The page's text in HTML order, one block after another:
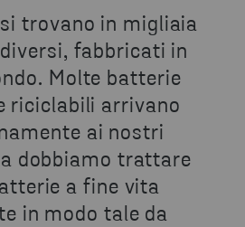
trovano in migliaia
fabbricati in
Molte batterie
riciclabili arrivano
ai nostri
dobbiamo trattare
a fine vita
in modo tale da